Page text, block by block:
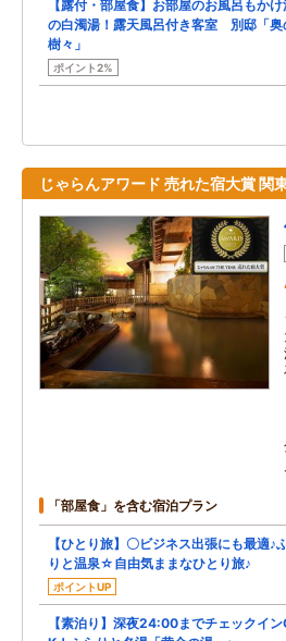
【露付・部屋食】お部屋のお風呂もかけ
の白濁湯！露天風呂付き客室 別邸「奥
樹々」
ポイント2%
じゃらんアワード 売れた宿大賞 関
「部屋食」を含む宿泊プラン
【ひとり旅】〇ビジネス出張にも最適♪
りと温泉☆自由気ままなひとり旅♪
ポイントUP
【素泊り】深夜24:00までチェックイン